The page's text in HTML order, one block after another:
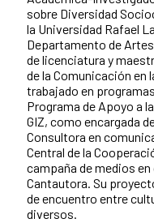
sobre Diversidad
la Universidad Rafael
Departamento de
de licenciatura y
de la Comunicación en
trabajado en
Programa de Apoyo a
GIZ, como encargada
Consultora en
Central de la
campaña de medios
Cantautora. Su
de encuentro entre
diversos.